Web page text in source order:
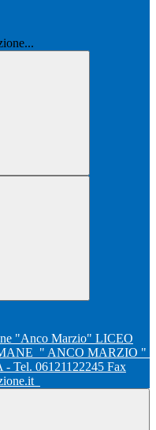
LICEO
" ANCO MARZIO "
Tel. 06121122245 Fax